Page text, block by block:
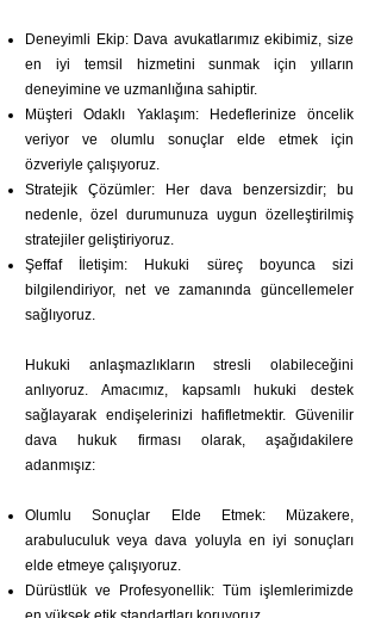
Deneyimli Ekip: Dava avukatlarımız ekibimiz, size
en iyi temsil hizmetini sunmak için yılların
deneyimine ve uzmanlığına sahiptir.
Müşteri Odaklı Yaklaşım: Hedeflerinize öncelik
veriyor ve olumlu sonuçlar elde etmek için
özveriyle çalışıyoruz.
Stratejik Çözümler: Her dava benzersizdir; bu
nedenle, özel durumunuza uygun özelleştirilmiş
stratejiler geliştiriyoruz.
Şeffaf İletişim: Hukuki süreç boyunca sizi
bilgilendiriyor, net ve zamanında güncellemeler
sağlıyoruz.
Hukuki anlaşmazlıkların stresli olabileceğini
anlıyoruz. Amacımız, kapsamlı hukuki destek
sağlayarak endişelerinizi hafifletmektir. Güvenilir
dava hukuk firması olarak, aşağıdakilere
adanmışız:
Olumlu Sonuçlar Elde Etmek: Müzakere,
arabuluculuk veya dava yoluyla en iyi sonuçları
elde etmeye çalışıyoruz.
Dürüstlük ve Profesyonellik: Tüm işlemlerimizde